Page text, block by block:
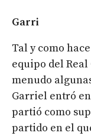
Garri
Tal y como
equipo del
menudo
Garriel entró
partió como
partido en el